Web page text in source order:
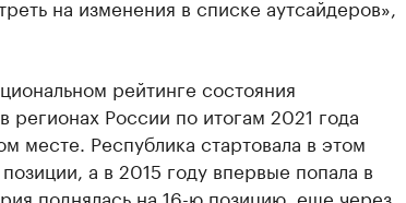
на изменения в списке аутсайдеров»,
рейтинге состояния
регионах России по итогам 2021 года
месте. Республика стартовала в этом
а в 2015 году впервые попала в
поднялась на 16-ю позицию, еще через